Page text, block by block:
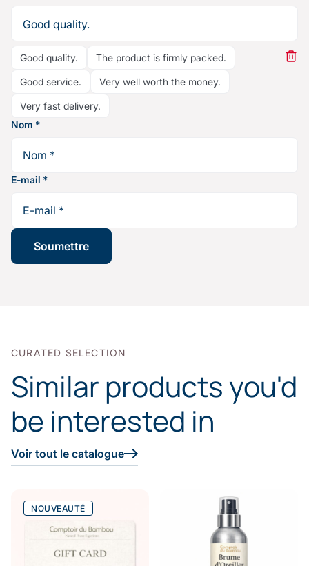
Good quality. The product is firmly packed.
Good service. Very well worth the money.
Very fast delivery.
Nom *
E-mail *
CURATED SELECTION
Similar products you'd
be interested in
Voir tout le catalogue
NOUVEAUTÉ